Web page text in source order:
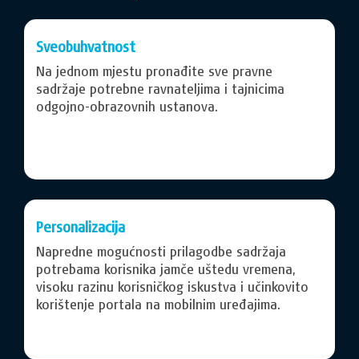
Sveobuhvatnost
Na jednom mjestu pronađite sve pravne
sadržaje potrebne ravnateljima i tajnicima
odgojno-obrazovnih ustanova.
Personalizacija
Napredne mogućnosti prilagodbe sadržaja
potrebama korisnika jamče uštedu vremena,
visoku razinu korisničkog iskustva i učinkovito
korištenje portala na mobilnim uređajima.